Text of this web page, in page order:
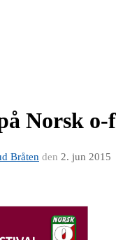
Norsk o-
Bråten den 2. jun 2015